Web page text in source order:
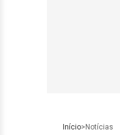
Início> Notícias